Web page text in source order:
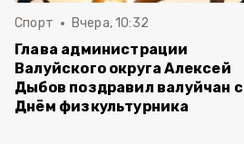
Спорт Вчера, 10:32
Глава администрации
Валуйского округа Алексей
Дыбов поздравил валуйчан с
Днём физкультурника